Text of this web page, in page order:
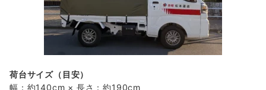
荷台サイズ（目安）
幅：約140cm × 長さ：約190cm